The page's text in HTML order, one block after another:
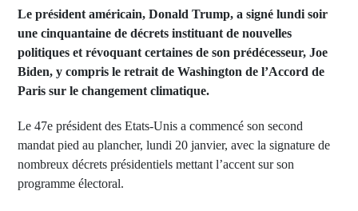
Le président américain, Donald Trump, a signé lundi soir
une cinquantaine de décrets instituant de nouvelles
politiques et révoquant certaines de son prédécesseur, Joe
Biden, y compris le retrait de Washington de l’Accord de
Paris sur le changement climatique.
Le 47e président des Etats-Unis a commencé son second
mandat pied au plancher, lundi 20 janvier, avec la signature de
nombreux décrets présidentiels mettant l’accent sur son
programme électoral.